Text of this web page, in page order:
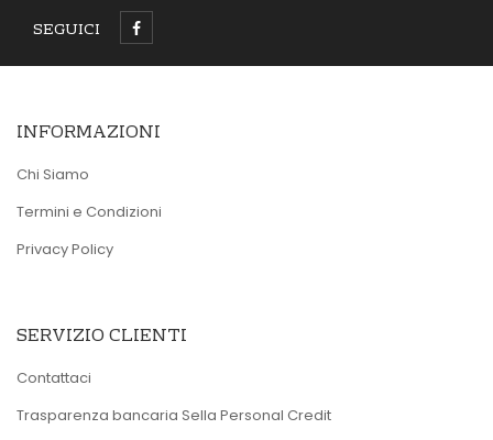
SEGUICI
INFORMAZIONI
Chi Siamo
Termini e Condizioni
Privacy Policy
SERVIZIO CLIENTI
Contattaci
Trasparenza bancaria Sella Personal Credit